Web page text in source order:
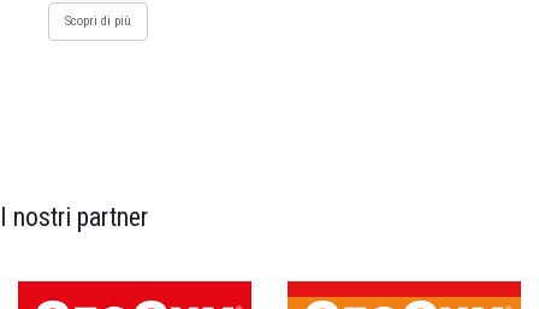
Scopri di più
I nostri partner